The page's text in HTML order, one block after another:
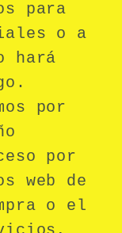
para
o a
hará
por
por
web de
o el